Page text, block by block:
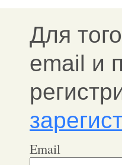
Для
email и
Email